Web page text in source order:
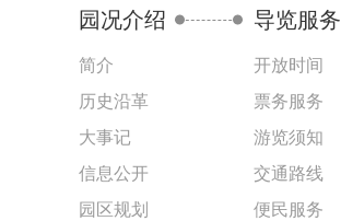
园况介绍
简介
历史沿革
大事记
信息公开
园区规划
导览服务
开放时间
票务服务
游览须知
交通路线
便民服务